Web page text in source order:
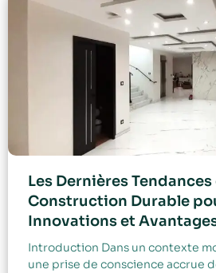
Les Dernières Tendances
Construction Durable
Innovations et
Introduction Dans un contexte
une prise de conscience accrue